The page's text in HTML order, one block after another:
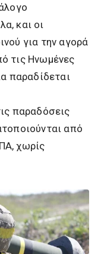
και οι
για την αγορά
τις Ηνωμένες
παραδίδεται
παραδόσεις
από
χωρίς